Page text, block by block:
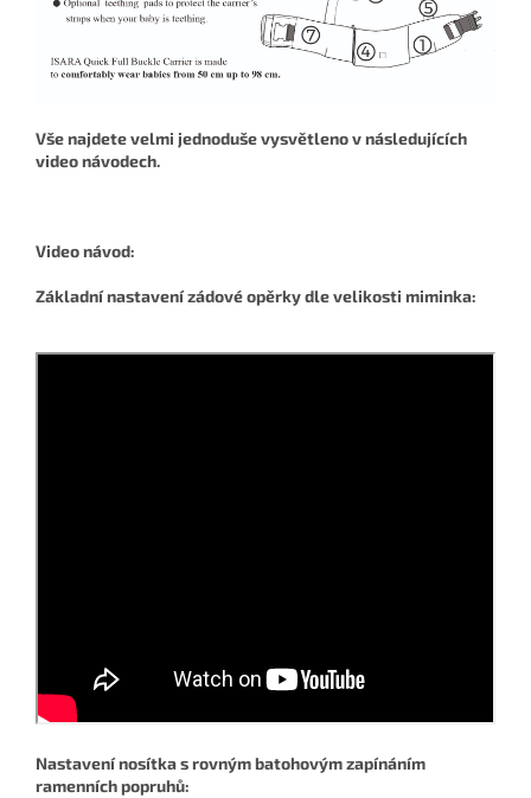
Vše najdete velmi jednoduše vysvětleno v následujících
video návodech.
Video návod:
Základní nastavení zádové opěrky dle velikosti miminka:
Nastavení nosítka s rovným batohovým zapínáním
ramenních popruhů: